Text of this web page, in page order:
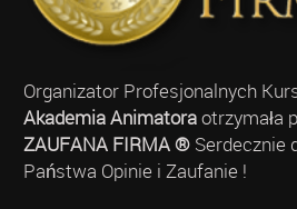
Organizator Profesjonalnych
Akademia Animatoraotrzymała
ZAUFANA FIRMA ®Serdecznie
Państwa Opinie i Zaufanie !